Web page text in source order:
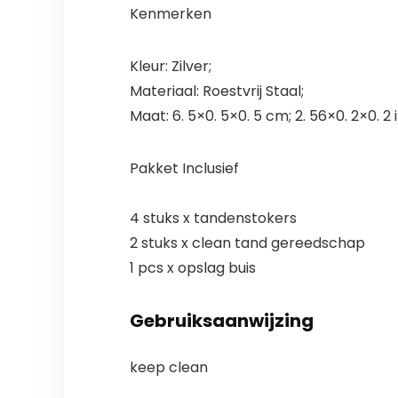
Kenmerken
Kleur: Zilver;
Materiaal: Roestvrij Staal;
Maat: 6. 5×0. 5×0. 5 cm; 2. 56×0. 2×0. 2
Pakket Inclusief
4 stuks x tandenstokers
2 stuks x clean tand gereedschap
1 pcs x opslag buis
Gebruiksaanwijzing
keep clean